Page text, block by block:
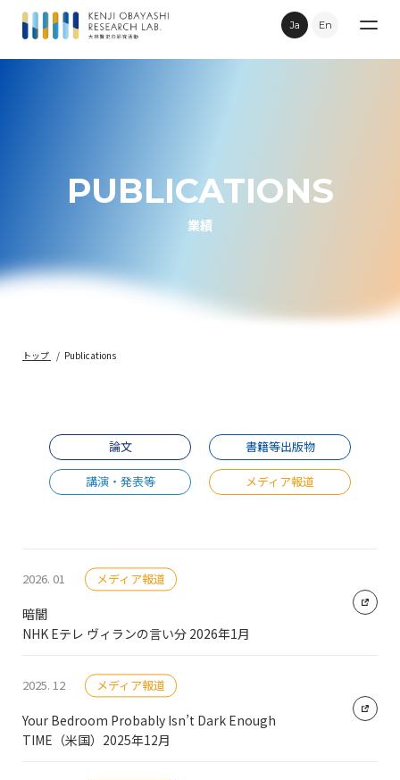
Movie
Ja En
PUBLICATIONS
業績
トップ Publications
論文 書籍等出版物
講演・発表等 メディア報道
2026. 01 メディア報道
暗闇
NHK Eテレ ヴィランの言い分 2026年1月
2025. 12 メディア報道
Your Bedroom Probably Isn’t Dark Enough
TIME（米国）2025年12月